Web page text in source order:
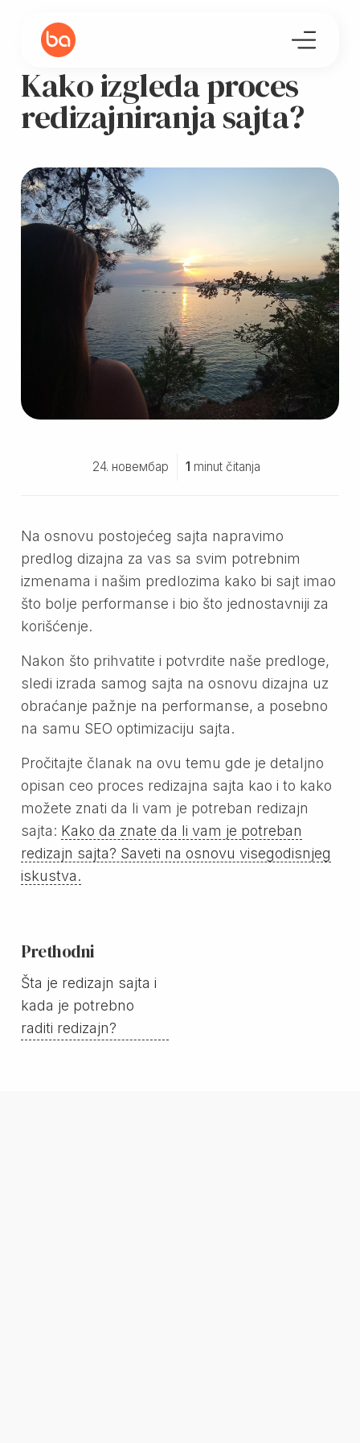
Kako izgleda proces
redizajniranja sajta?
24. новембар 1 minut čitanja
Na osnovu postojećeg sajta napravimo
predlog dizajna za vas sa svim potrebnim
izmenama i našim predlozima kako bi sajt imao
što bolje performanse i bio što jednostavniji za
korišćenje.
Nakon što prihvatite i potvrdite naše predloge,
sledi izrada samog sajta na osnovu dizajna uz
obraćanje pažnje na performanse, a posebno
na samu SEO optimizaciju sajta.
Pročitajte članak na ovu temu gde je detaljno
opisan ceo proces redizajna sajta kao i to kako
možete znati da li vam je potreban redizajn
sajta: Kako da znate da li vam je potreban
redizajn sajta? Saveti na osnovu visegodisnjeg
iskustva.
Prethodni
Šta je redizajn sajta i
kada je potrebno
raditi redizajn?